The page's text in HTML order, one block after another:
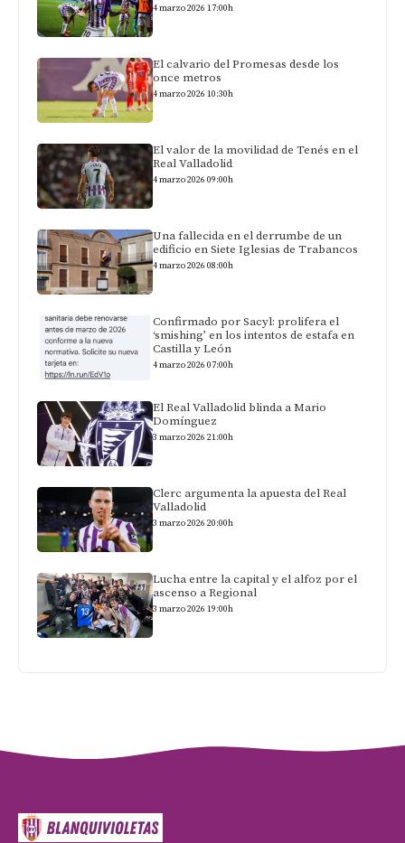
4 marzo 2026 17:00h
El calvario del Promesas desde los
once metros
4 marzo 2026 10:30h
El valor de la movilidad de Tenés en el
Real Valladolid
4 marzo 2026 09:00h
Una fallecida en el derrumbe de un
edificio en Siete Iglesias de Trabancos
4 marzo 2026 08:00h
Confirmado por Sacyl: prolifera el
‘smishing’ en los intentos de estafa en
Castilla y León
4 marzo 2026 07:00h
El Real Valladolid blinda a Mario
Domínguez
3 marzo 2026 21:00h
Clerc argumenta la apuesta del Real
Valladolid
3 marzo 2026 20:00h
Lucha entre la capital y el alfoz por el
ascenso a Regional
3 marzo 2026 19:00h